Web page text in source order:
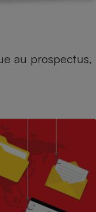
au prospectus,